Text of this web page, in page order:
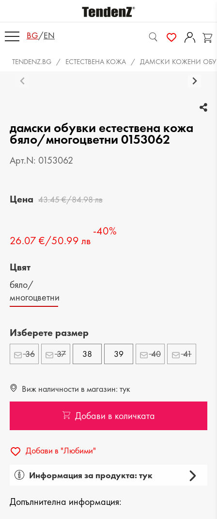
BG/EN
TENDENZ.BG ЕСТЕСТВЕНА КОЖА ДАМСКИ КОЖЕНИ
дамски обувки естествена кожа
бяло/многоцветни 0153062
Арт.N: 0153062
Цена 43.45 €/84.98 лв
26.07 €/50.99 лв
-40%
Цвят
бяло/
многоцветни
Изберете размер
36 37 38 39 40 41
Виж наличности в магазин: тук
Добави в количката
Добави в "Любими"
Информация за продукта: тук
Вид на продукта: ежедневни
Допълнителна информация: